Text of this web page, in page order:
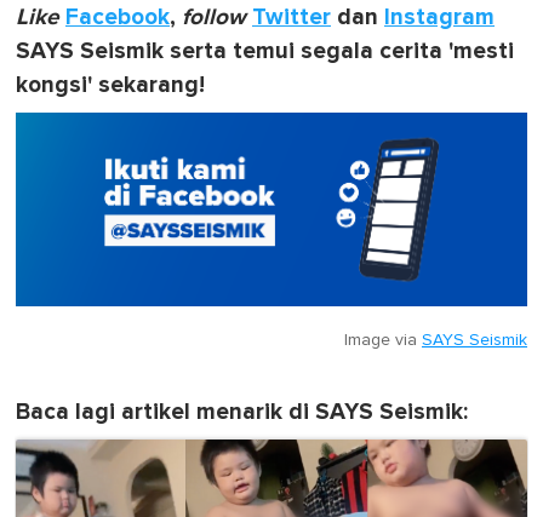
Like Facebook, follow Twitter dan Instagram
SAYS Seismik serta temui segala cerita 'mesti
kongsi' sekarang!
Image via SAYS Seismik
Baca lagi artikel menarik di SAYS Seismik: